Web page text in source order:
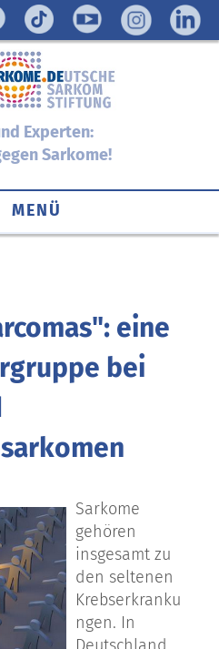
Experten:
Sarkome!
MENÜ
eine
bei
Sarkome
gehören
insgesamt zu
den seltenen
Krebserkranku
ngen. In